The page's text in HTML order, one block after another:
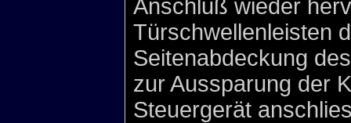
Anschluß wieder
Türschwellenleisten
Seitenabdeckung
zur Aussparung der
Steuergerät